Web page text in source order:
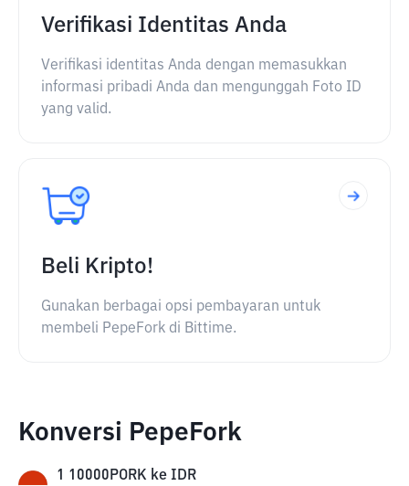
Verifikasi Identitas Anda
Verifikasi identitas Anda dengan memasukkan
informasi pribadi Anda dan mengunggah Foto ID
yang valid.
Beli Kripto!
Gunakan berbagai opsi pembayaran untuk
membeli PepeFork di Bittime.
Konversi PepeFork
1 10000PORK ke IDR